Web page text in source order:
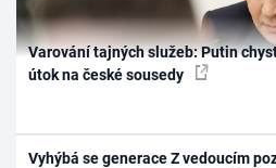
Varování tajných služeb: Putin
útok na české sousedy
Vyhýbá se generace Z vedoucím